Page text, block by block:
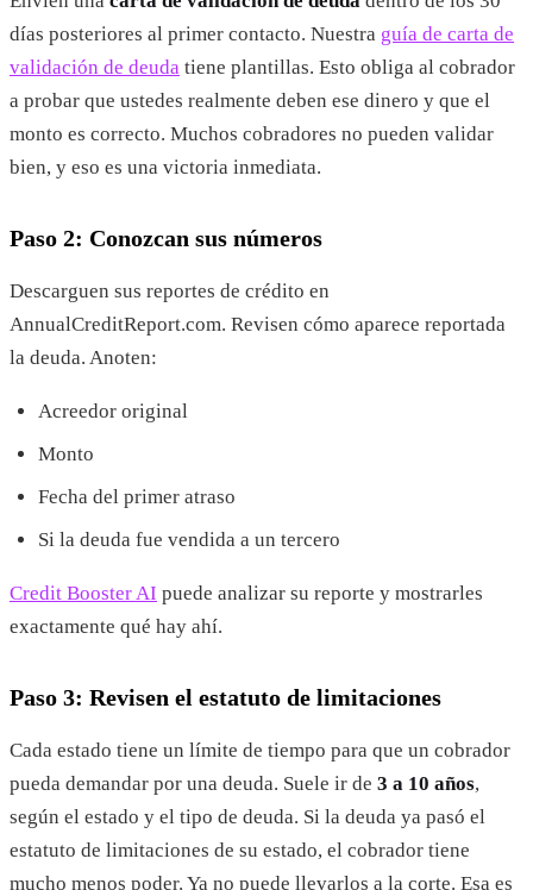
días posteriores al primer contacto. Nuestra guía de carta de
validación de deuda tiene plantillas. Esto obliga al cobrador
a probar que ustedes realmente deben ese dinero y que el
monto es correcto. Muchos cobradores no pueden validar
bien, y eso es una victoria inmediata.
Paso 2: Conozcan sus números
Descarguen sus reportes de crédito en
AnnualCreditReport.com. Revisen cómo aparece reportada
la deuda. Anoten:
Acreedor original
Monto
Fecha del primer atraso
Si la deuda fue vendida a un tercero
Credit Booster AI puede analizar su reporte y mostrarles
exactamente qué hay ahí.
Paso 3: Revisen el estatuto de limitaciones
Cada estado tiene un límite de tiempo para que un cobrador
pueda demandar por una deuda. Suele ir de 3 a 10 años,
según el estado y el tipo de deuda. Si la deuda ya pasó el
estatuto de limitaciones de su estado, el cobrador tiene
mucho menos poder. Ya no puede llevarlos a la corte. Esa es